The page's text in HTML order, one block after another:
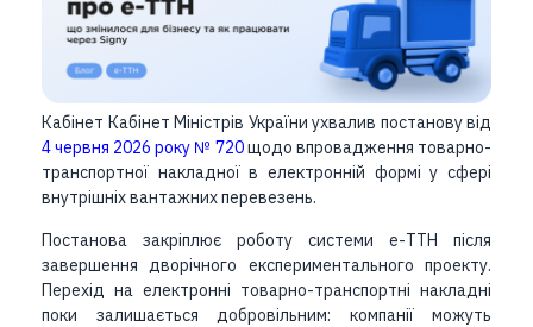
Кабінет Кабінет Міністрів України ухвалив постанову від
4 червня 2026 року № 720щодо впровадження товарно-
транспортної накладної в електронній формі у сфері
внутрішніх вантажних перевезень.
Постанова закріплює роботу системи е-ТТН після
завершення дворічного експериментального проекту.
Перехід на електронні товарно-транспортні накладні
поки залишається добровільним: компанії можуть